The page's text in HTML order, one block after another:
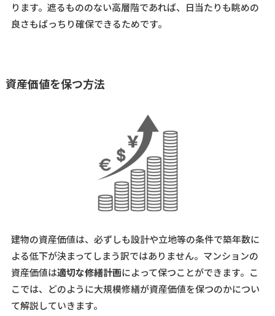
ります。遮るもののない高層階であれば、日当たりも眺めの
良さもばっちり確保できるためです。
資産価値を保つ方法
建物の資産価値は、必ずしも設計や立地等の条件で築年数に
よる低下が決まってしまう訳ではありません。マンションの
資産価値は適切な修繕計画によって保つことができます。こ
こでは、どのように大規模修繕が資産価値を保つのかについ
て解説していきます。